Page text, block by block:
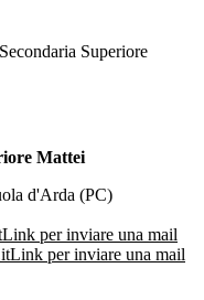
Superiore
Mattei
d'Arda (PC)
Link per inviare una mail
Link per inviare una mail